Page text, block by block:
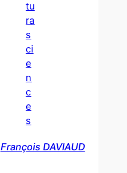
François DAVIAUD